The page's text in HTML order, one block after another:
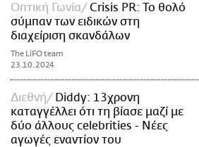
Οπτική Γωνία
Crisis PR: Το θολό
σύμπαν των ειδικών στη
διαχείριση σκανδάλων
The LiFO team
23.10.2024
Διεθνή
Diddy: 13χρονη
καταγγέλλει ότι τη βίασε μαζί με
δύο άλλους celebrities - Νέες
αγωγές εναντίον του